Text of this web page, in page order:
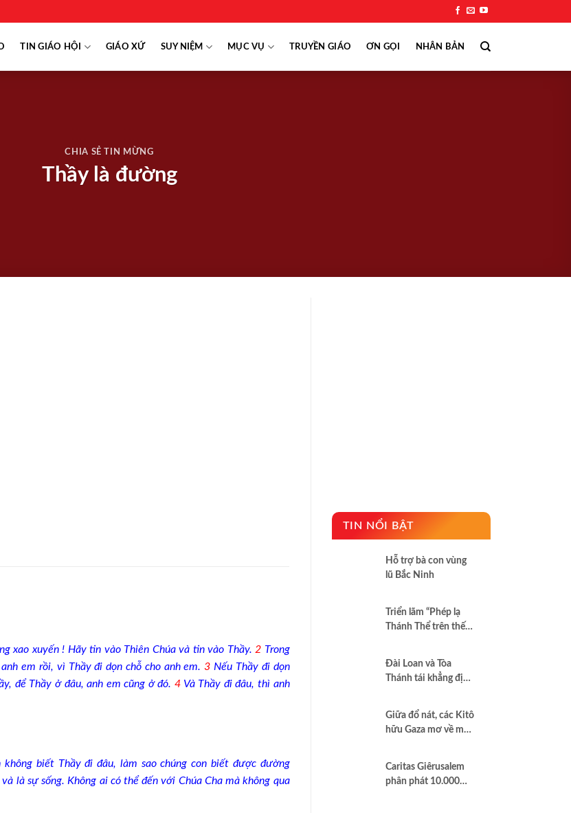
TIN GIÁO HỘI GIÁO XỨ SUY NIỆM MỤC VỤ TRUYỀN GIÁO ƠN GỌI NHÂN BẢN
CHIA SẺ TIN MỪNG
Thầy là đường
xao xuyến ! Hãy tin vào Thiên Chúa và tin vào Thầy. 2 Trong
em rồi, vì Thầy đi dọn chỗ cho anh em. 3 Nếu Thầy đi dọn
để Thầy ở đâu, anh em cũng ở đó. 4 Và Thầy đi đâu, thì anh
biết Thầy đi đâu, làm sao chúng con biết được đường
là sự sống. Không ai có thể đến với Chúa Cha mà không qua
TIN NỔI BẬT
Hỗ trợ bà con vùng
lũ Bắc Ninh
Triển lãm “Phép lạ
Thánh Thể trên thế
Đài Loan và Tòa
Thánh tái khẳng định
hòa bình và dân chủ
Giữa đổ nát, các Kitô
hữu Gaza mơ về một
Caritas Giêrusalem
phân phát 10.000